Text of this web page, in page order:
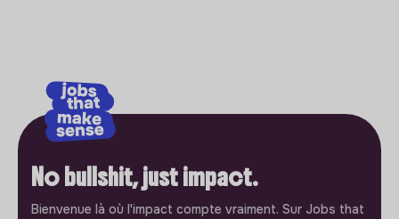
No bullshit, just impact.
Bienvenue là où l'impact compte vraiment. Sur Jobs that